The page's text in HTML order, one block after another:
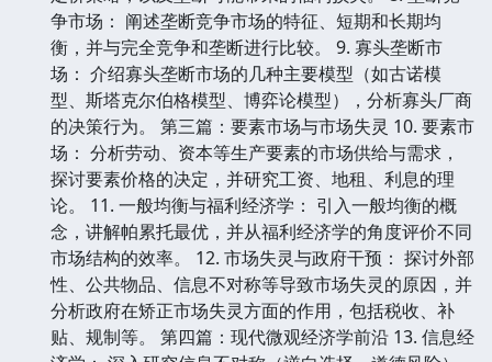
争市场： 阐述垄断竞争市场的特征、短期和长期均
衡，并与完全竞争和垄断进行比较。 9. 寡头垄断市
场： 介绍寡头垄断市场的几种主要模型（如古诺模
型、斯塔克尔伯格模型、博弈论模型），分析寡头厂商
的决策行为。 第三篇：要素市场与市场失灵 10. 要素市
场： 分析劳动、资本等生产要素的市场供给与需求，
探讨要素价格的决定，并研究工资、地租、利息的理
论。 11. 一般均衡与福利经济学： 引入一般均衡的概
念，讲解帕累托最优，并从福利经济学的角度评价不同
市场结构的效率。 12. 市场失灵与政府干预： 探讨外部
性、公共物品、信息不对称等导致市场失灵的原因，并
分析政府在矫正市场失灵方面的作用，包括税收、补
贴、规制等。 第四篇：现代微观经济学前沿 13. 信息经